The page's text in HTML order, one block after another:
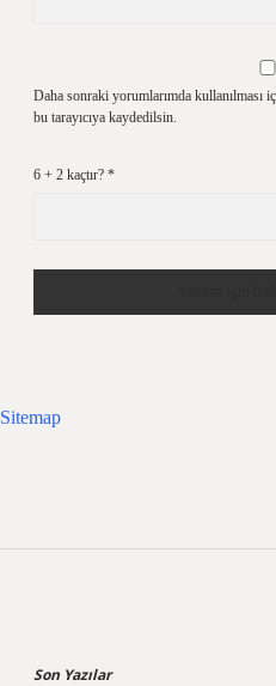
Daha sonraki yorumlarımda kullanılması
bu tarayıcıya kaydedilsin.
6 + 2 kaçtır? *
Sitemap
Son Yazılar